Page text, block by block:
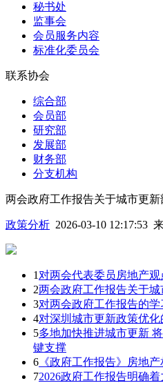
秘书处
监事会
会员服务内容
标准化委员会
联系协会
综合部
会员部
研究部
发展部
财务部
分支机构
两会政府工作报告关于城市更
政策分析 2026-03-10 12:17:53
1 对两会代表委员房地产
2两会政府工作报告关于
3对两会政府工作报告的学
4对深圳城市更新政策优化
5多地加快推进城市更新
键支撑
6 《政府工作报告》房地
72026政府工作报告明确